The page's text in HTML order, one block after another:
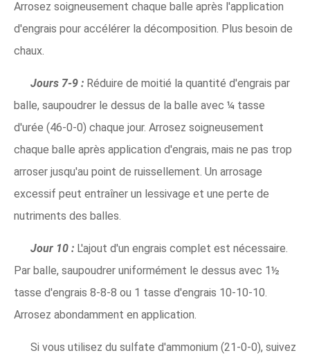
Arrosez soigneusement chaque balle après l'application
d'engrais pour accélérer la décomposition. Plus besoin de
chaux.
Jours 7-9 : Réduire de moitié la quantité d'engrais par
balle, saupoudrer le dessus de la balle avec ¼ tasse
d'urée (46-0-0) chaque jour. Arrosez soigneusement
chaque balle après application d'engrais, mais ne pas trop
arroser jusqu'au point de ruissellement. Un arrosage
excessif peut entraîner un lessivage et une perte de
nutriments des balles.
Jour 10 : L'ajout d'un engrais complet est nécessaire.
Par balle, saupoudrer uniformément le dessus avec 1½
tasse d'engrais 8-8-8 ou 1 tasse d'engrais 10-10-10.
Arrosez abondamment en application.
Si vous utilisez du sulfate d'ammonium (21-0-0), suivez